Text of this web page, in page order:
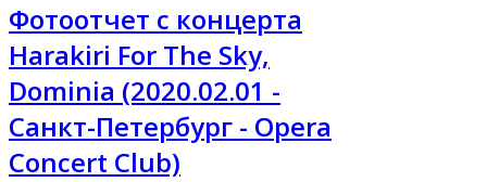
Фотоотчет с концерта
Harakiri For The Sky,
Dominia (2020.02.01 -
Санкт-Петербург - Opera
Concert Club)